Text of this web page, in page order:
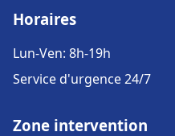
Horaires
Lun-Ven: 8h-19h
Service d'urgence 24/7
Zone intervention